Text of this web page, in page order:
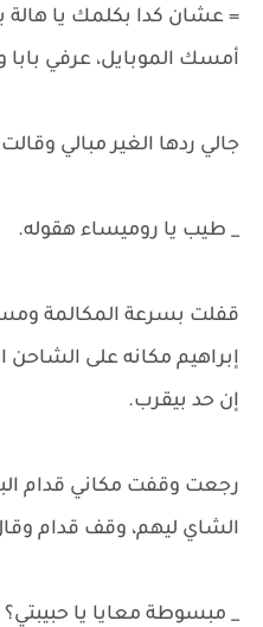
= عشان كدا بكلمك يا هالة
أمسك الموبايل، عرفي بابا
جالي ردها الغير مبالي
_ طيب يا روميساء هقوله.
قفلت بسرعة المكالمة
إبراهيم مكانه على
إن حد بيقرب.
رجعت وقفت مكاني قدام
الشاي ليهم، وقف قدام
_ مبسوطة معايا يا حبيبتي؟